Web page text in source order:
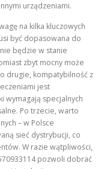
urządzeniami.
na kilka kluczowych
być dopasowana do
będzie w stanie
zbyt mocny może
drugie, kompatybilność z
jest
wymagają specjalnych
Po trzecie, warto
– w Polsce
sieć dystrybucji, co
W razie wątpliwości,
pozwoli dobrać